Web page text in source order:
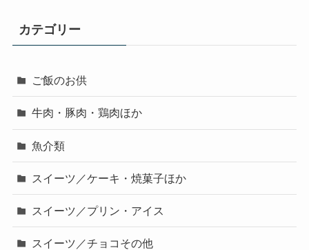
カテゴリー
ご飯のお供
牛肉・豚肉・鶏肉ほか
魚介類
スイーツ／ケーキ・焼菓子ほか